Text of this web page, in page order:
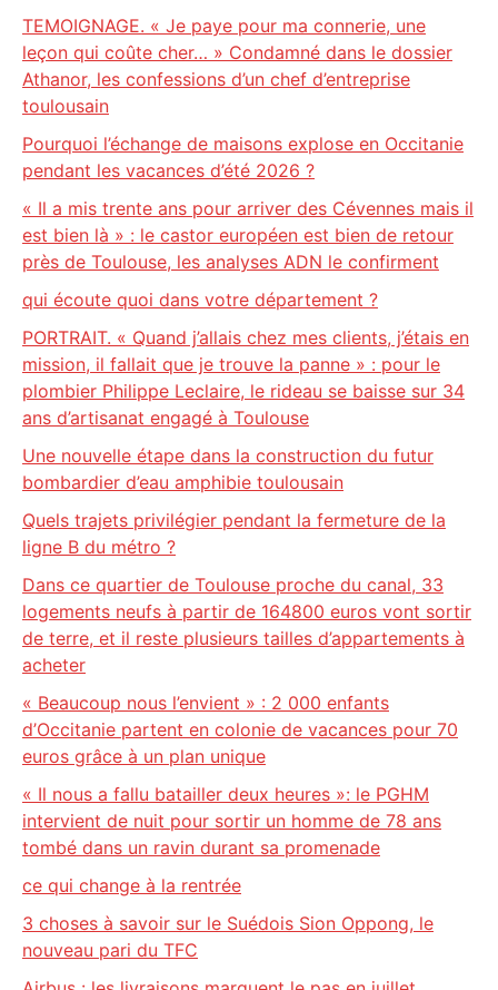
TEMOIGNAGE. « Je paye pour ma connerie, une
leçon qui coûte cher… » Condamné dans le dossier
Athanor, les confessions d’un chef d’entreprise
toulousain
Pourquoi l’échange de maisons explose en Occitanie
pendant les vacances d’été 2026 ?
« Il a mis trente ans pour arriver des Cévennes mais il
est bien là » : le castor européen est bien de retour
près de Toulouse, les analyses ADN le confirment
qui écoute quoi dans votre département ?
PORTRAIT. « Quand j’allais chez mes clients, j’étais en
mission, il fallait que je trouve la panne » : pour le
plombier Philippe Leclaire, le rideau se baisse sur 34
ans d’artisanat engagé à Toulouse
Une nouvelle étape dans la construction du futur
bombardier d’eau amphibie toulousain
Quels trajets privilégier pendant la fermeture de la
ligne B du métro ?
Dans ce quartier de Toulouse proche du canal, 33
logements neufs à partir de 164800 euros vont sortir
de terre, et il reste plusieurs tailles d’appartements à
acheter
« Beaucoup nous l’envient » : 2 000 enfants
d’Occitanie partent en colonie de vacances pour 70
euros grâce à un plan unique
« Il nous a fallu batailler deux heures »: le PGHM
intervient de nuit pour sortir un homme de 78 ans
tombé dans un ravin durant sa promenade
ce qui change à la rentrée
3 choses à savoir sur le Suédois Sion Oppong, le
nouveau pari du TFC